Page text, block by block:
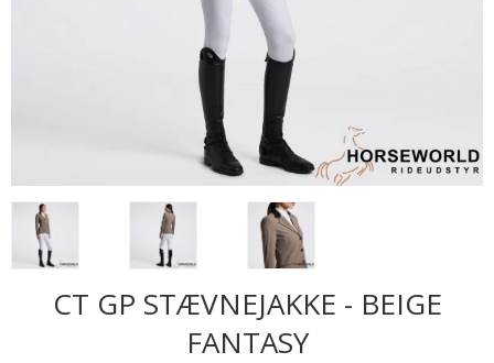
CT GP STÆVNEJAKKE - BEIGE
FANTASY